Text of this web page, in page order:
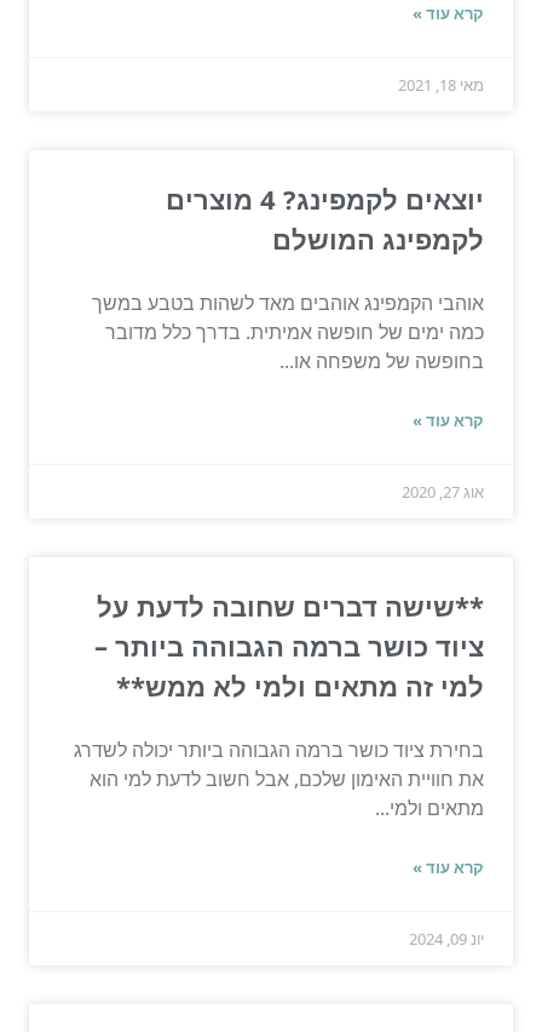
קרא עוד »
מאי 18, 2021
יוצאים לקמפינג? 4 מוצרים
לקמפינג המושלם
אוהבי הקמפינג אוהבים מאד לשהות בטבע במשך
כמה ימים של חופשה אמיתית. בדרך כלל מדובר
בחופשה של משפחה או...
קרא עוד »
אוג 27, 2020
**שישה דברים שחובה לדעת על
ציוד כושר ברמה הגבוהה ביותר –
למי זה מתאים ולמי לא ממש**
בחירת ציוד כושר ברמה הגבוהה ביותר יכולה לשדרג
את חוויית האימון שלכם, אבל חשוב לדעת למי הוא
מתאים ולמי...
קרא עוד »
יונ 09, 2024